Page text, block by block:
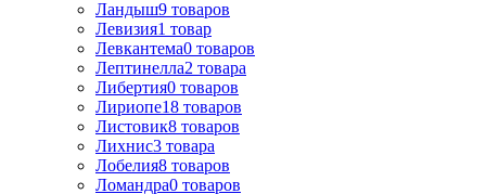
Ландыш9 товаров
Левизия1 товар
Левкантема0 товаров
Лептинелла2 товара
Либертия0 товаров
Лириопе18 товаров
Листовик8 товаров
Лихнис3 товара
Лобелия8 товаров
Ломандра0 товаров